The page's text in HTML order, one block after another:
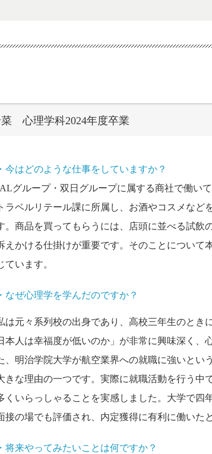
心理学科2024年度卒業
・今はどのような仕事をしていますか？
グループ・双日グループに属する商社で働い
トラベルリテール課に所属し、お酒やコスメなど
。商品を買ってもらうには、店頭に並べる試飲
えかける仕掛けが重要です。そのことについて
ています。
・なぜ心理学を学んだのですか？
は元々系列校の出身であり、高校三年生のとき
本人は幸福度が低いのか」が非常に興味深く、
、明治学院大学が航空業界への就職に強いとい
きな理由の一つです。実際に就職活動を行う中
くいらっしゃることを実感しました。大学で四
接の場でも評価され、内定獲得に有利に働いた
・将来やってみたいことは何ですか？